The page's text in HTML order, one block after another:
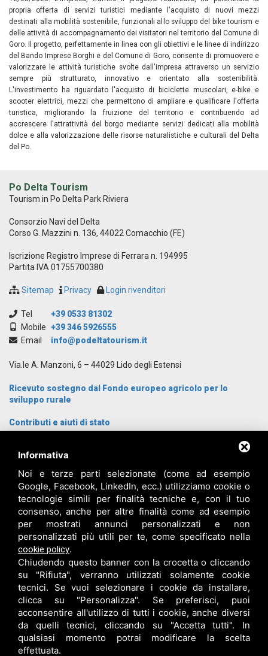
propria offerta di servizi turistici mediante l'acquisto di nuovi mezzi
destinati alla mobilità sostenibile, funzionali allo sviluppo del bike tourism e
delle attività di accompagnamento dei visitatori nel territorio del Comune di
Goro. Il progetto, perfettamente in linea con gli obiettivi e le linee di indirizzo
del Bando Imprese Borghi e del Comune di Goro, consente di promuovere e
valorizzare le attività turistiche svolte dall'impresa attraverso un servizio
sempre più strutturato, innovativo e orientato alla sostenibilità.
L'investimento ha riguardato l'acquisto di biciclette muscolari, e-bike e
scooter elettrici, mezzi che permettono di ampliare e qualificare l'offerta
turistica, migliorando la fruizione del territorio e contribuendo ad
accrescere l'attrattività del borgo mediante servizi dedicati alla mobilità
dolce e alla valorizzazione delle risorse naturalistiche e culturali del Delta
del Po.
Po Delta Tourism
Tourism in Po Delta Park Riviera
Consorzio Navi del Delta
Corso G. Mazzini n. 136, 44022 Comacchio (FE)
Iscrizione Registro Imprese di Ferrara n. 194995
Partita IVA 01755700380
Sitemap Privacy Login rivenditori
Tel
+39 0533 81302
Mobile +39 346 5926555
Email
info@podeltatourism.it
Via.le A. Manzoni, 6 – 44029 Lido degli Estensi
Ricevuto sostegno dal Fondo europeo agricolo per lo
sviluppo rurale
Contributi e aiuti di stato
Cosa Visitare
Cosa fare
Dove dormire
Proposte gruppi
Come arrivare
Chi siamo
Contatti
Login
Informativa
Noi e terze parti selezionate (come ad esempio
Google, Facebook, LinkedIn, ecc.) utilizziamo cookie o
tecnologie simili per finalità tecniche e, con il tuo
consenso, anche per altre finalità come ad esempio
per mostrati annunci personalizzati e non
personalizzati più utili per te, come specificato nella
cookie policy.
Chiudendo questo banner con la crocetta o cliccando
su "Rifiuta", verranno utilizzati solamente cookie
tecnici. Se vuoi selezionare i cookie da installare,
clicca su "Personalizza". Se preferisci, puoi
acconsentire all'utilizzo di tutti i cookie, anche diversi
da quelli tecnici, cliccando su "Accetta tutti". In
qualsiasi momento potrai modificare la scelta
effettuata.